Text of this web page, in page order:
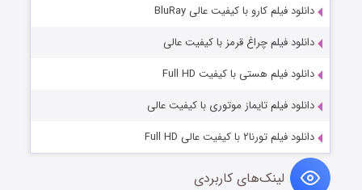
دانلود فیلم کارو با کیفیت عالی BluRay
دانلود فیلم چراغ قرمز با کیفیت عالی
دانلود فیلم هستی با کیفیت Full HD
دانلود فیلم تایماز موتوری با کیفیت عالی
دانلود فیلم تورنا۲ با کیفیت عالی Full HD
لینک‌های کاربردی